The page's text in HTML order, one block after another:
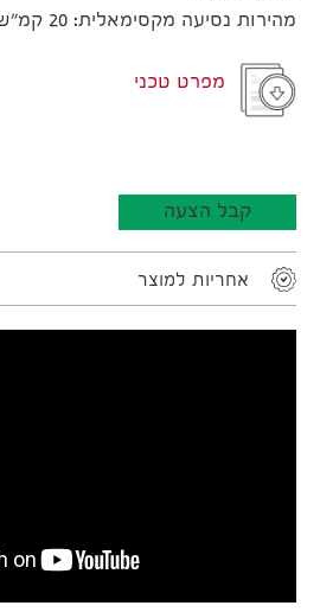
מהירות נסיעה מקסימאלית: 20 קמ"ש
מפרט טכני
קבל הצעה
אחריות למוצר